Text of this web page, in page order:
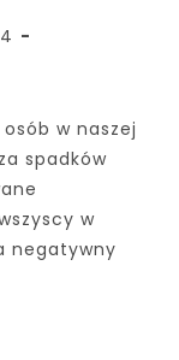
w naszej
spadków
w
negatywny